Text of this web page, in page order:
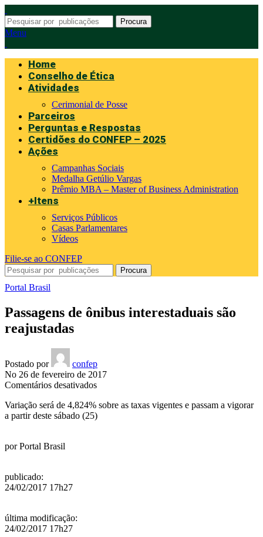
Procura
Menu
Home
Conselho de Ética
Atividades
Cerimonial de Posse
Parceiros
Perguntas e Respostas
Certidões do CONFEP – 2025
Ações
Campanhas Sociais
Medalha Getúlio Vargas
Prêmio MBA – Master of Business Administration
+Itens
Serviços Públicos
Casas Parlamentares
Vídeos
Filie-se ao CONFEP
Procura
Portal Brasil
Passagens de ônibus interestaduais são
reajustadas
Postado por
confep
No 26 de fevereiro de 2017
Comentários desativadosem
de
ônibus
Variação será de 4,824% sobre as taxas vigentes e passam a vigorar
a partir deste sábado (25)
porPortal Brasil
publicado:
24/02/2017 17h27
última modificação:
24/02/2017 17h27